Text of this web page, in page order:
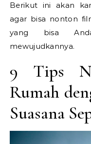
Berikut ini akan
agar bisa nonton
yang bisa
mewujudkannya.
9 Tips
Rumah
Suasana